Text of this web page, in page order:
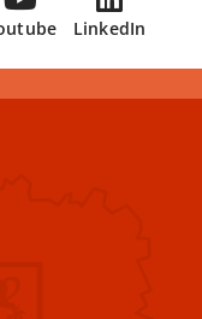
LinkedIn